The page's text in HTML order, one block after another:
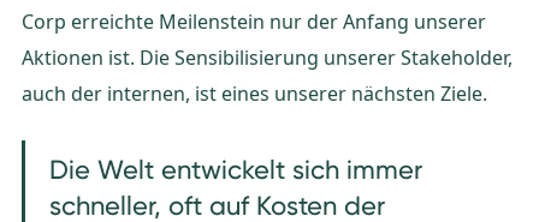
Corp erreichte Meilenstein nur der Anfang unserer
Aktionen ist. Die Sensibilisierung unserer Stakeholder,
auch der internen, ist eines unserer nächsten Ziele.
Die Welt entwickelt sich immer
schneller, oft auf Kosten der